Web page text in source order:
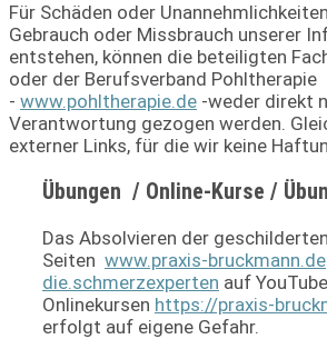
Für Schäden oder
Gebrauch oder Missbrauch unserer
entstehen, können die beteiligten
oder der Berufsverband Pohltherapie
- www.pohltherapie.de -weder direkt
Verantwortung gezogen werden.
externer Links, für die wir keine
Übungen / Online-Kurse /
Das Absolvieren der
Seiten www.praxis-bruckmann.de
die.schmerzexperten auf
Onlinekursen https://praxis-
erfolgt auf eigene Gefahr.